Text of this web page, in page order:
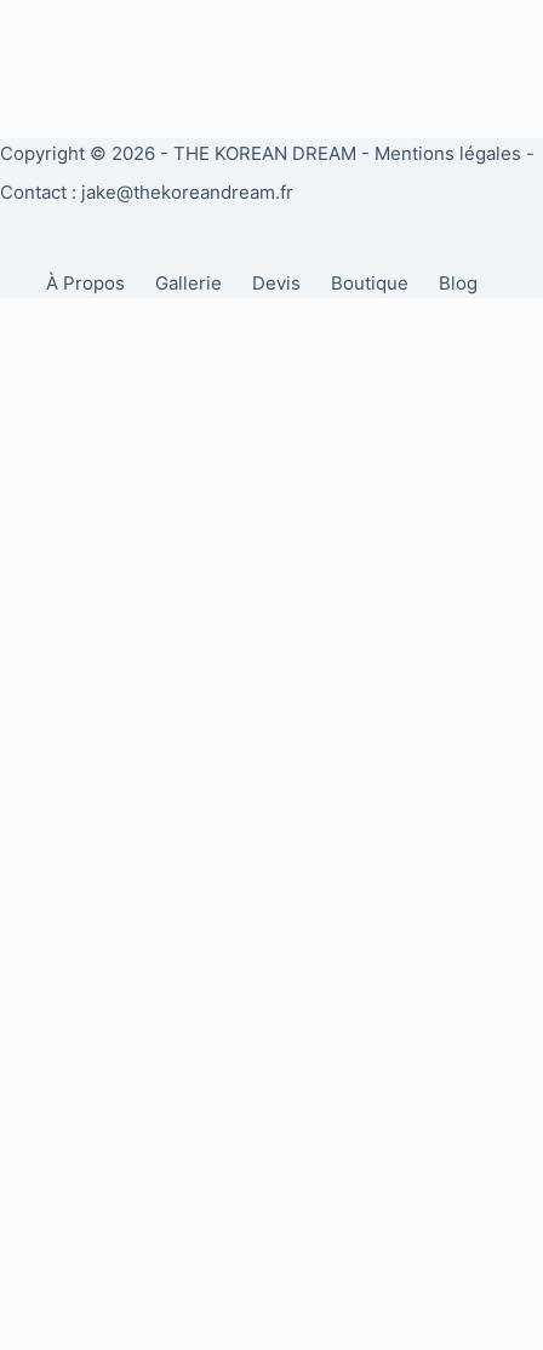
Copyright © 2026 - THE KOREAN DREAM - Mentions légales -
Contact : jake@thekoreandream.fr
À Propos Gallerie Devis Boutique Blog